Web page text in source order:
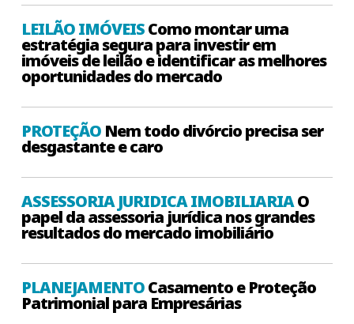
LEILÃO IMÓVEISComo montar uma
estratégia segura para investir em
imóveis de leilão e identificar as melhores
oportunidades do mercado
PROTEÇÃO Nem todo divórcio precisa ser
desgastante e caro
ASSESSORIA JURIDICA IMOBILIARIAO
papel da assessoria jurídica nos grandes
resultados do mercado imobiliário
PLANEJAMENTOCasamento e Proteção
Patrimonial para Empresárias